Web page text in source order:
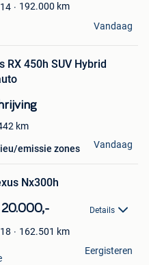
192.000 km
Vandaag
RX 450h SUV Hybrid
km
emissie zones Vandaag
Nx300h
Details
162.501 km
Eergisteren